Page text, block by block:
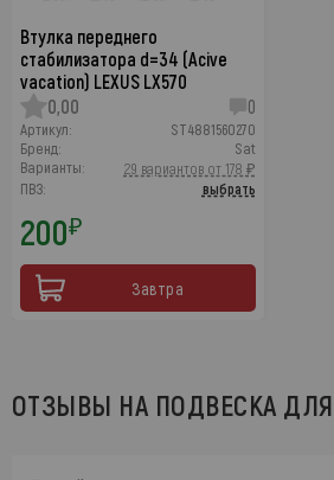
Втулка переднего
стабилизатора d=34 (Acive
vacation) LEXUS LX570
0,00
0
Артикул:
ST4881560270
Бренд:
Sat
Варианты:
29 вариантов от 178 ₽
ПВЗ:
выбрать
200₽
Завтра
ОТЗЫВЫ НА ПОДВЕСКА ДЛЯ